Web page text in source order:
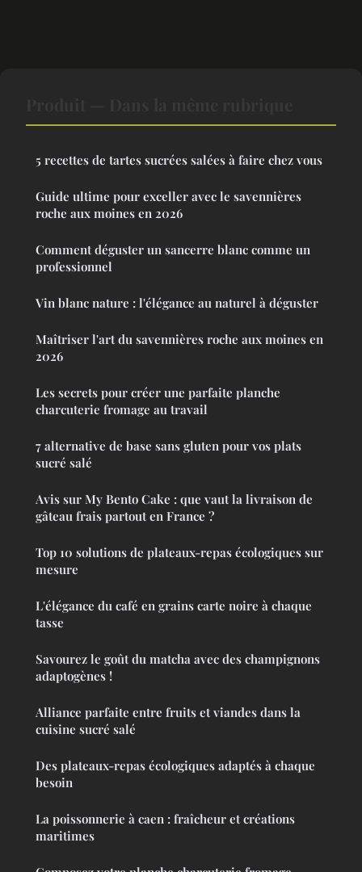
5 recettes de tartes sucrées salées à faire chez vous
Guide ultime pour exceller avec le savennières
roche aux moines en 2026
Comment déguster un sancerre blanc comme un
professionnel
Vin blanc nature : l'élégance au naturel à déguster
Maîtriser l'art du savennières roche aux moines en
2026
Les secrets pour créer une parfaite planche
charcuterie fromage au travail
7 alternative de base sans gluten pour vos plats
sucré salé
Avis sur My Bento Cake : que vaut la livraison de
gâteau frais partout en France ?
Top 10 solutions de plateaux-repas écologiques sur
mesure
L'élégance du café en grains carte noire à chaque
tasse
Savourez le goût du matcha avec des champignons
adaptogènes !
Alliance parfaite entre fruits et viandes dans la
cuisine sucré salé
Des plateaux-repas écologiques adaptés à chaque
besoin
La poissonnerie à caen : fraîcheur et créations
maritimes